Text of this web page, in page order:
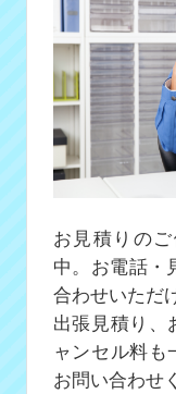
お見積りの
中。お電話・
合わせいただ
出張見積り、
ャンセル料も
お問い合わせ